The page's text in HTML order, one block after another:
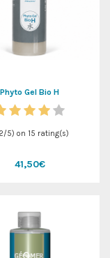
Phyto Gel Bio H
/5) on 15 rating(s)
41,50€